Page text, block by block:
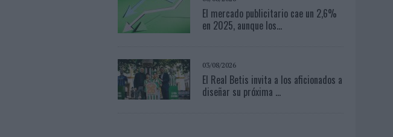
El mercado publicitario cae un 2,6%
en 2025, aunque los...
03/08/2026
El Real Betis invita a los aficionados a
diseñar su próxima ...